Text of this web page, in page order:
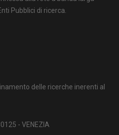
Pubblici di ricerca.
delle ricerche inerenti al
- VENEZIA